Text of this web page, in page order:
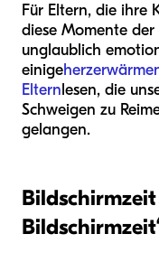
Für Eltern, die ihre
diese Momente
unglaublich
einige
Elternlesen, die
Schweigen zu
gelangen.